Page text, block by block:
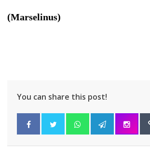
(Marselinus)
You can share this post!